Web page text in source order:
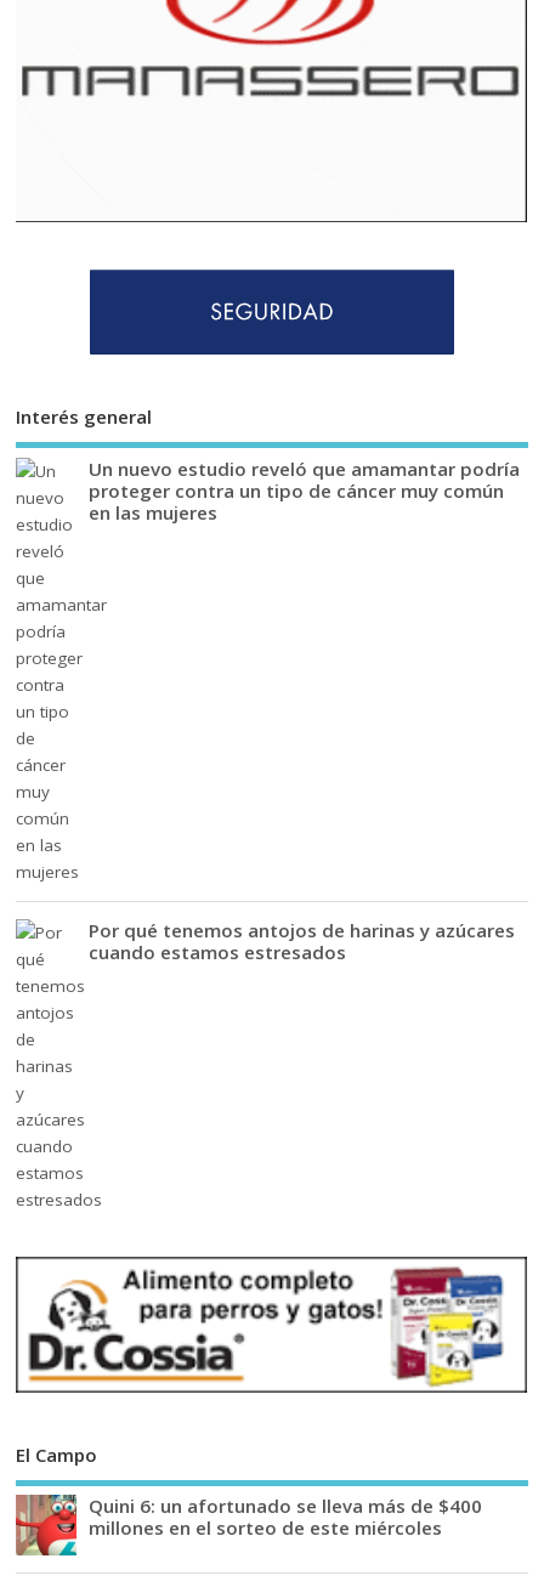
Interés general
Un nuevo estudio reveló que amamantar podría
proteger contra un tipo de cáncer muy común
en las mujeres
Por qué tenemos antojos de harinas y azúcares
cuando estamos estresados
El Campo
Quini 6: un afortunado se lleva más de $400
millones en el sorteo de este miércoles